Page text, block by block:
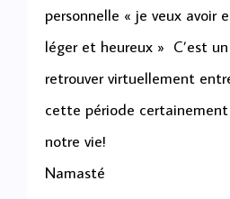
personnelle « je veux avoir
léger et heureux » C’est
retrouver virtuellement
cette période
notre vie!
Namasté